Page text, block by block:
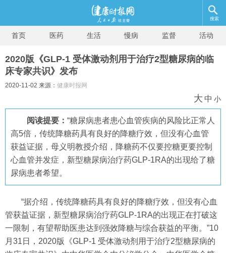
搜索
首页 医药 生活 慢病 监督 活动
2020版《GLP-1 受体激动剂用于治疗2型糖尿病的临
床专家共识》发布
2020-11-02 来源： 健康时报网
大 中 小
阅读提要： “糖尿病患者患心血管疾病的风险比正常人
高5倍，传统降糖药具有良好的降糖疗效，但没有心血管
获益证据，母义明教授介绍，降糖药不仅要控糖更要控制
心血管并发症，新型糖尿病治疗药GLP-1RA的出现给了糖
尿病患者希望。
“据介绍，传统降糖药具有良好的降糖疗效，但没有心血
管获益证据，新型糖尿病治疗药GLP-1RA的出现正在打破这
一限制，有望帮助医患达到强效降糖与综合获益的平衡。”10
月31日，2020版《GLP-1 受体激动剂用于治疗2型糖尿病的